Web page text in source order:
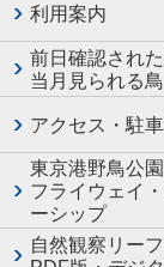
利用案内
前日確認され
当月見られる鳥
アクセス・駐
東京港野鳥公
フライウェイ
ーシップ
自然観察リー